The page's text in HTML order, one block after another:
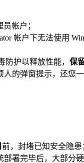
帐户；
帐户下无法使用
防护以释放性能， 保
人的弹窗提示，还您
前，封堵已知安全隐患
部署完毕后，大部分